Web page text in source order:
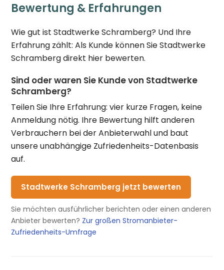
Bewertung & Erfahrungen
Wie gut ist Stadtwerke Schramberg? Und Ihre
Erfahrung zählt: Als Kunde können Sie Stadtwerke
Schramberg direkt hier bewerten.
Sind oder waren Sie Kunde von Stadtwerke
Schramberg?
Teilen Sie Ihre Erfahrung: vier kurze Fragen, keine
Anmeldung nötig. Ihre Bewertung hilft anderen
Verbrauchern bei der Anbieterwahl und baut
unsere unabhängige Zufriedenheits-Datenbasis
auf.
Stadtwerke Schramberg jetzt bewerten
Sie möchten ausführlicher berichten oder einen anderen
Anbieter bewerten? Zur großen Stromanbieter-
Zufriedenheits-Umfrage